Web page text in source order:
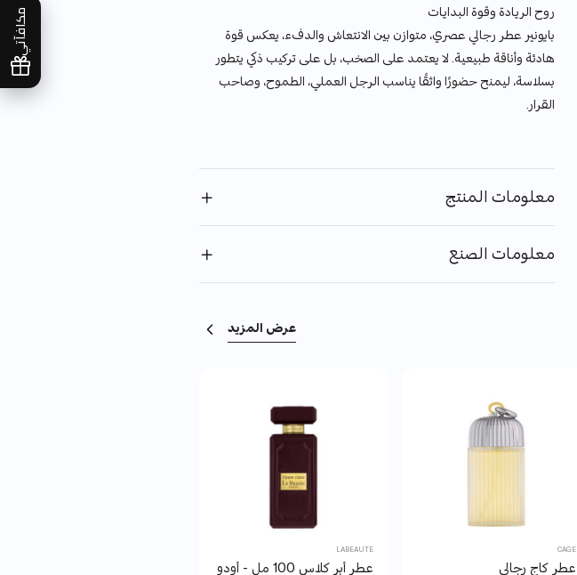
مكافآتي
روح الريادة وقوة البدايات
بايونير عطر رجالي عصري، متوازن بين الانتعاش والدفء، يعكس قوة
هادئة وأناقة طبيعية. لا يعتمد على الصخب، بل على تركيب ذكي يتطور
بسلاسة، ليمنح حضورًا واثقًا يناسب الرجل العملي، الطموح، وصاحب
القرار.
معلومات المنتج
معلومات الصنع
عرض المزيد
CAGE
عطر كاج رجالي
LABEAUTE
عطر أبر كلاس 100 مل - أودو بارفان - لابوتيه